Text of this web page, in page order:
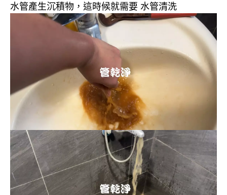
水管產生沉積物，這時候就需要 水管清洗